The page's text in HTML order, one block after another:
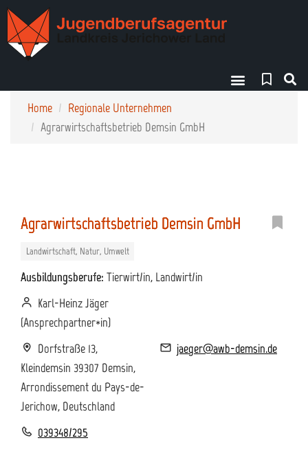
Home
Regionale Unternehmen
Agrarwirtschaftsbetrieb Demsin GmbH
Agrarwirtschaftsbetrieb Demsin GmbH
Landwirtschaft, Natur, Umwelt
Ausbildungsberufe: Tierwirt/in, Landwirt/in
Karl-Heinz Jäger
(Ansprechpartner*in)
Dorfstraße 13,
Kleindemsin 39307 Demsin,
Arrondissement du Pays-de-
Jerichow, Deutschland
jaeger@awb-demsin.de
039348/295